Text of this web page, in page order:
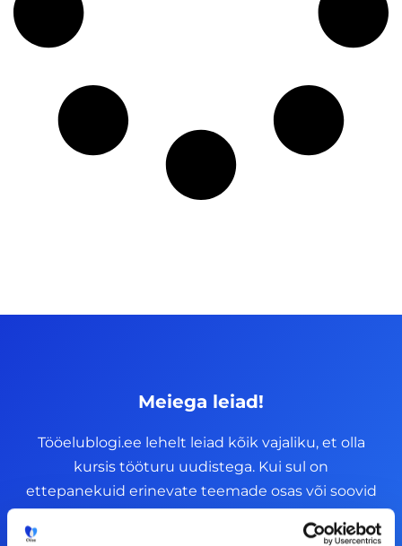
Meiega leiad!
Tööelublogi.ee lehelt leiad kõik vajaliku, et olla
kursis tööturu uudistega. Kui sul on
ettepanekuid erinevate teemade osas või soovid
teha koostööd, siis võta meiega julgelt ühendust.